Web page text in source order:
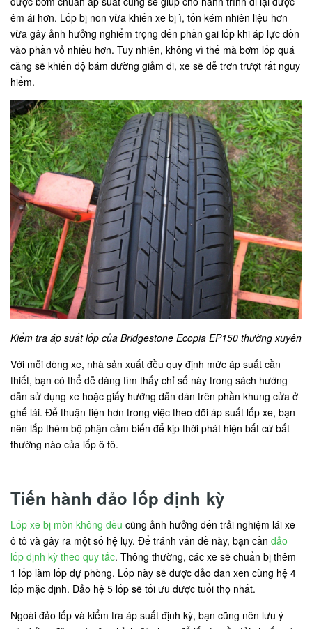
êm ái hơn. Lốp bị non vừa khiến xe bị ì, tốn kém nhiên liệu hơn
vừa gây ảnh hưởng nghiểm trọng đến phần gai lốp khi áp lực dồn
vào phần vỏ nhiều hơn. Tuy nhiên, không vì thế mà bơm lốp quá
căng sẽ khiến độ bám đường giảm đi, xe sẽ dễ trơn trượt rất nguy
hiểm.
Kiểm tra áp suất lốp của Bridgestone Ecopia EP150 thường xuyên
Với mỗi dòng xe, nhà sản xuất đều quy định mức áp suất cần
thiết, bạn có thể dễ dàng tìm thấy chỉ số này trong sách hướng
dẫn sử dụng xe hoặc giấy hướng dẫn dán trên phần khung cửa ở
ghế lái. Để thuận tiện hơn trong việc theo dõi áp suất lốp xe, bạn
nên lắp thêm bộ phận cảm biến để kịp thời phát hiện bất cứ bất
thường nào của lốp ô tô.
Tiến hành đảo lốp định kỳ
Lốp xe bị mòn không đều cũng ảnh hưởng đến trải nghiệm lái xe
ô tô và gây ra một số hệ lụy. Để tránh vấn đề này, bạn cần đảo
lốp định kỳ theo quy tắc. Thông thường, các xe sẽ chuẩn bị thêm
1 lốp làm lốp dự phòng. Lốp này sẽ được đảo đan xen cùng hệ 4
lốp mặc định. Đảo hệ 5 lốp sẽ tối ưu được tuổi thọ nhất.
Ngoài đảo lốp và kiểm tra áp suất định kỳ, bạn cũng nên lưu ý